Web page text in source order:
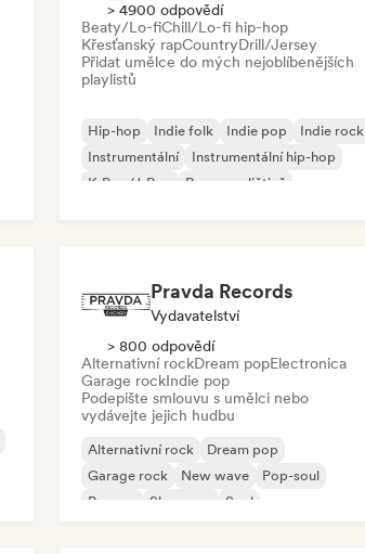
> 4900 odpovědí
Beaty/Lo-fiChill/Lo-fi hip-hop
Křesťanský rapCountryDrill/Jersey
Přidat umělce do mých nejoblíbenějších
playlistů
Hip-hop Indie folk Indie pop
Indie rock
Instrumentální
Instrumentální hip-hop
K-Pop/J-Pop
Rap v angličtině
Pravda Records
Vydavatelství
> 800 odpovědí
Alternativní rockDream popElectronica
Garage rockIndie pop
Podepište smlouvu s umělci nebo
vydávejte jejich hudbu
Alternativní rock
Dream pop
Garage rock
New wave
Pop-soul
Reggae
Shoegaze Soul